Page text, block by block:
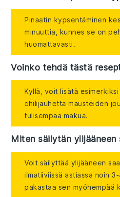
Pinaatin kypsentäminen
minuuttia, kunnes se on
huomattavasti.
Voinko tehdä tästä
Kyllä, voit lisätä
chilijauhetta mausteiden
tulisempaa makua.
Miten säilytän ylijääneen
Voit säilyttää ylijääneen
ilmatiiviissä astiassa noin
pakastaa sen myöhempää